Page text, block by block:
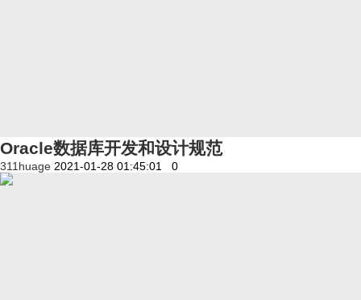
Oracle数据库开发和设计规范
311huage 2021-01-28 01:45:01 0